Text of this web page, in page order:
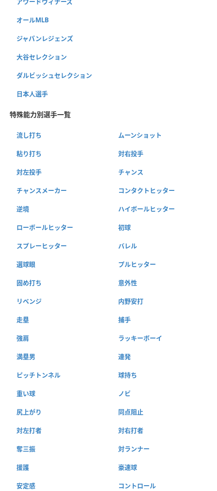
オールMLB
ジャパンレジェンズ
大谷セレクション
ダルビッシュセレクション
日本人選手
特殊能力別選手一覧
流し打ち ムーンショット
粘り打ち 対右投手
対左投手 チャンス
チャンスメーカー コンタクトヒッター
逆境 ハイボールヒッター
ローボールヒッター 初球
スプレーヒッター バレル
選球眼 プルヒッター
固め打ち 意外性
リベンジ 内野安打
走塁 捕手
強肩 ラッキーボーイ
満塁男 連発
ピッチトンネル 球持ち
重い球 ノビ
尻上がり 同点阻止
対左打者 対右打者
奪三振 対ランナー
援護 豪速球
安定感 コントロール